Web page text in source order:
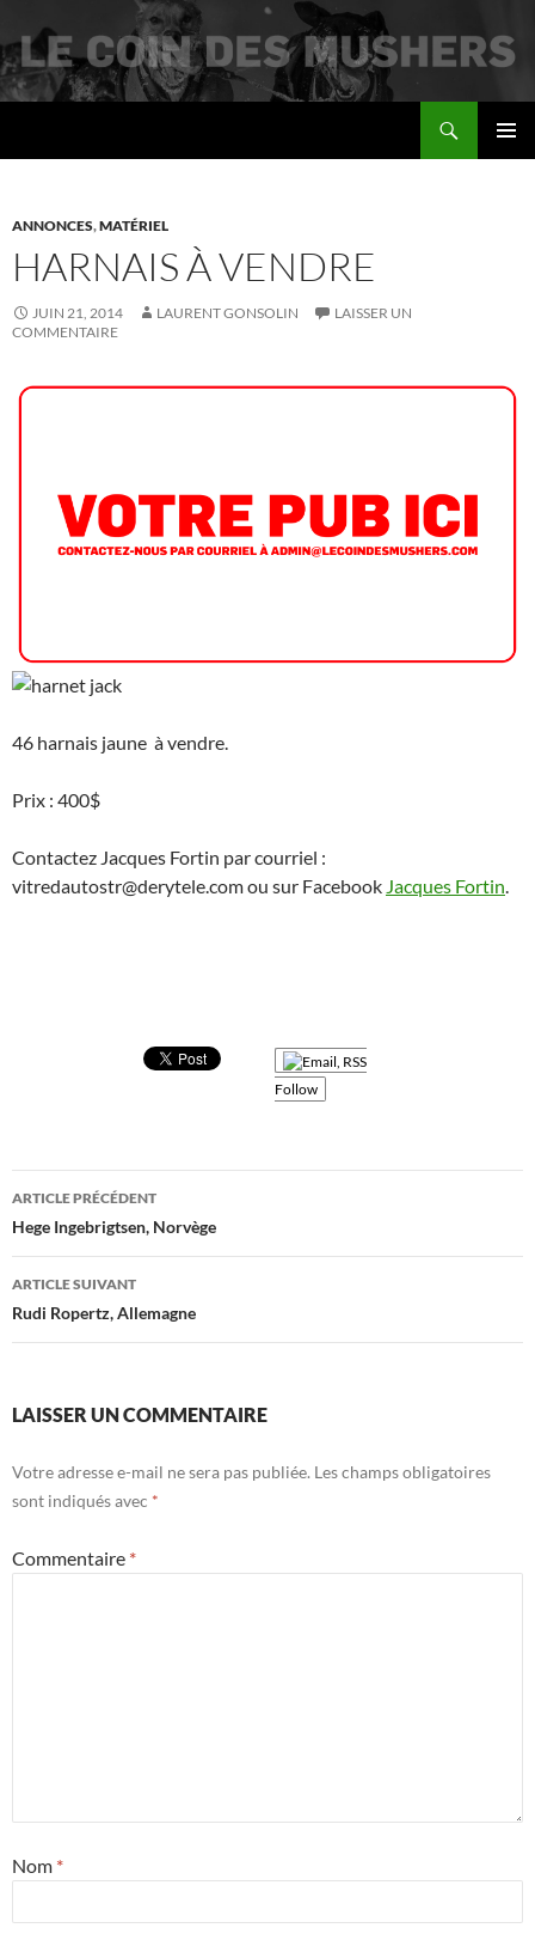
ANNONCES,MATÉRIEL
HARNAIS À VENDRE
JUIN 21, 2014 LAURENT GONSOLIN
LAISSER UN
COMMENTAIRE
46 harnais jaune à vendre.
Prix : 400$
Contactez Jacques Fortin par courriel :
vitredautostr@derytele.com ou sur Facebook Jacques Fortin.
Follow
Navigation
des
articles
ARTICLE PRÉCÉDENT
Hege Ingebrigtsen, Norvège
ARTICLE SUIVANT
Rudi Ropertz, Allemagne
LAISSER UN COMMENTAIRE
Votre adresse e-mail ne sera pas publiée. Les champs obligatoires
sont indiqués avec *
Commentaire *
Nom *